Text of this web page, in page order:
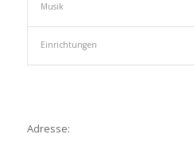
Musik
Einrichtungen
Adresse: